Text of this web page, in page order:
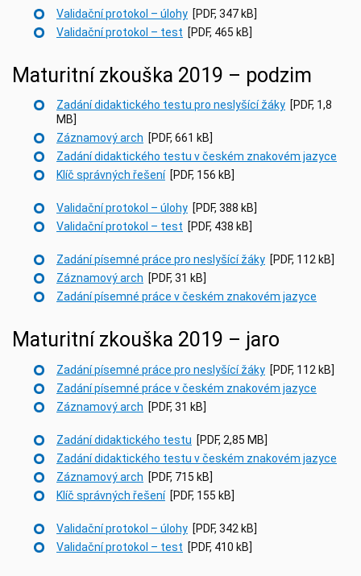
Validační protokol – úlohy [PDF, 347 kB]
Validační protokol – test [PDF, 465 kB]
Maturitní zkouška 2019 – podzim
Zadání didaktického testu pro neslyšící žáky [PDF, 1,8
MB]
Záznamový arch [PDF, 661 kB]
Zadání didaktického testu v českém znakovém jazyce
Klíč správných řešení[PDF, 156 kB]
Validační protokol – úlohy [PDF, 388 kB]
Validační protokol – test [PDF, 438 kB]
Zadání písemné práce pro neslyšící žáky [PDF, 112 kB]
Záznamový arch [PDF, 31 kB]
Zadání písemné práce v českém znakovém jazyce
Maturitní zkouška 2019 – jaro
Zadání písemné práce pro neslyšící žáky [PDF, 112 kB]
Zadání písemné práce v českém znakovém jazyce
Záznamový arch [PDF, 31 kB]
Zadání didaktického testu [PDF, 2,85 MB]
Zadání didaktického testu v českém znakovém jazyce
Záznamový arch [PDF, 715 kB]
Klíč správných řešení[PDF, 155 kB]
Validační protokol – úlohy [PDF, 342 kB]
Validační protokol – test [PDF, 410 kB]